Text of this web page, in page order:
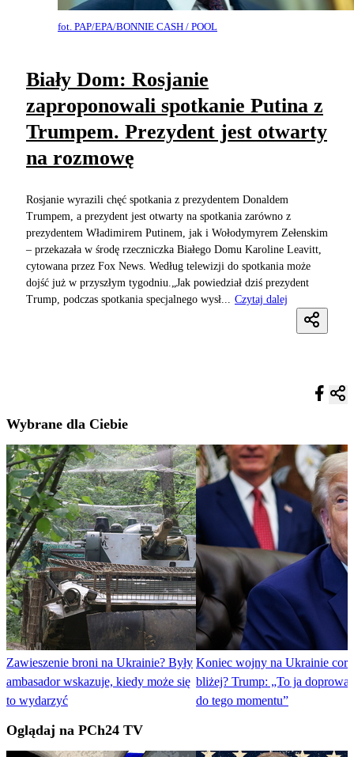
fot. PAP/EPA/BONNIE CASH / POOL
Biały Dom: Rosjanie
zaproponowali spotkanie Putina z
Trumpem. Prezydent jest otwarty
na rozmowę
Rosjanie wyrazili chęć spotkania z prezydentem Donaldem
Trumpem, a prezydent jest otwarty na spotkania zarówno z
prezydentem Władimirem Putinem, jak i Wołodymyrem Zełenskim
– przekazała w środę rzeczniczka Białego Domu Karoline Leavitt,
cytowana przez Fox News. Według telewizji do spotkania może
dojść już w przyszłym tygodniu.„Jak powiedział dziś prezydent
Trump, podczas spotkania specjalnego wysł...
Czytaj dalej
Wybrane dla Ciebie
Zawieszenie broni na Ukrainie? Były
ambasador wskazuje, kiedy może się
to wydarzyć
Koniec wojny na Ukrainie
bliżej? Trump: „To ja
do tego momentu”
Oglądaj na PCh24 TV